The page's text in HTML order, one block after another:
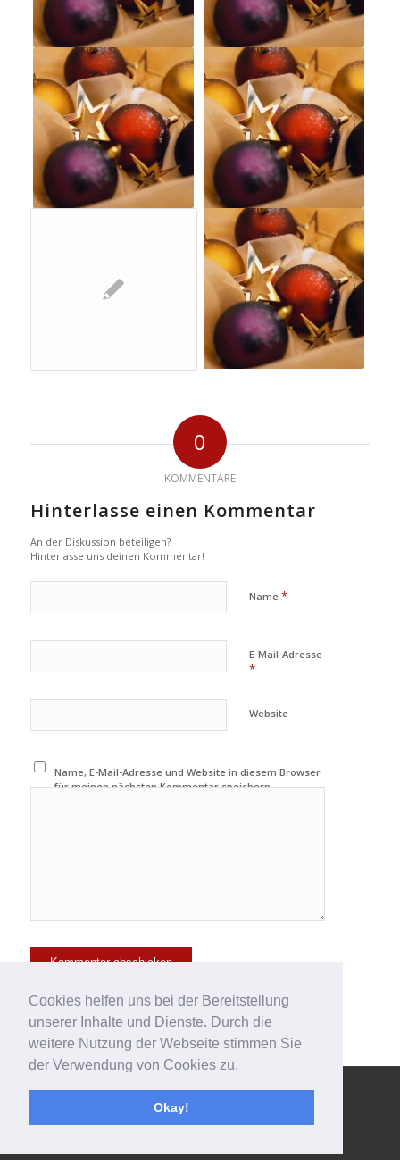
Cookies helfen uns bei der Bereitstellung
unserer Inhalte und Dienste. Durch die
weitere Nutzung der Webseite stimmen Sie
der Verwendung von Cookies zu.
Okay!
0
KOMMENTARE
Hinterlasse einen Kommentar
An der Diskussion beteiligen?
Hinterlasse uns deinen Kommentar!
Name *
E-Mail-Adresse
*
Website
Name, E-Mail-Adresse und Website in diesem Browser
für meinen nächsten Kommentar speichern.
© Copyright - 123effizientdabei - Mehr Effizienz im Büro - mehr
Ordnung am Arbeitsplatz - Aufräumen mit System -
Enfold WordPress Theme